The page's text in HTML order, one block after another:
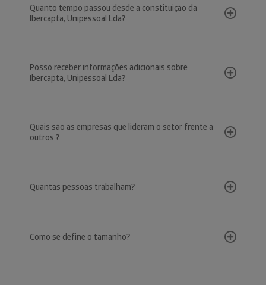
Quanto tempo passou desde a constituição da
Ibercapta, Unipessoal Lda?
Posso receber informações adicionais sobre
Ibercapta, Unipessoal Lda?
Quais são as empresas que lideram o setor frente a
outros ?
Quantas pessoas trabalham?
Como se define o tamanho?